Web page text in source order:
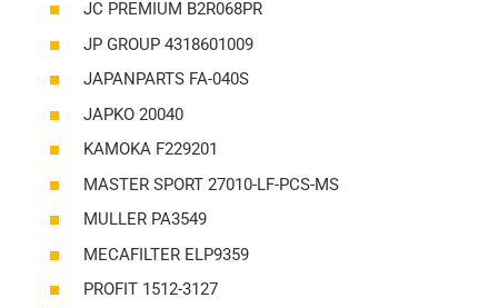
JC PREMIUM B2R068PR
JP GROUP 4318601009
JAPANPARTS FA-040S
JAPKO 20040
KAMOKA F229201
MASTER SPORT 27010-LF-PCS-MS
MULLER PA3549
MECAFILTER ELP9359
PROFIT 1512-3127